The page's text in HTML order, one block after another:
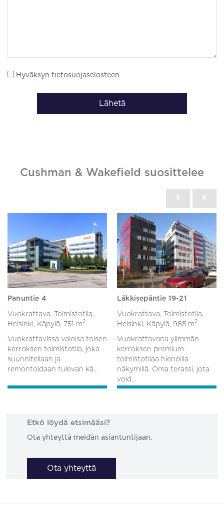
Hyväksyn tietosuojaselosteen
Lähetä
Cushman & Wakefield suosittelee
Panuntie 4
Vuokrattava, Toimistotila,
Helsinki, Käpylä, 751 m2
Vuokrattavissa valoisa toisen
kerroksen toimistotila, joka
suunnitellaan ja
remontoidaan tulevan kä...
Läkkisepäntie 19-21
Vuokrattava, Toimistotila,
Helsinki, Käpylä, 985 m2
Vuokrattavana ylimmän
kerroksen premium-
toimistotilaa hienoilla
näkymillä. Oma terassi, jota
void...
Etkö löydä etsimääsi?
Ota yhteyttä meidän asiantuntijaan.
Ota yhteyttä